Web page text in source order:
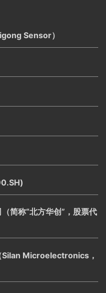
Sensor）
简称“北方华创”，股票代
Silan Microelectronics，